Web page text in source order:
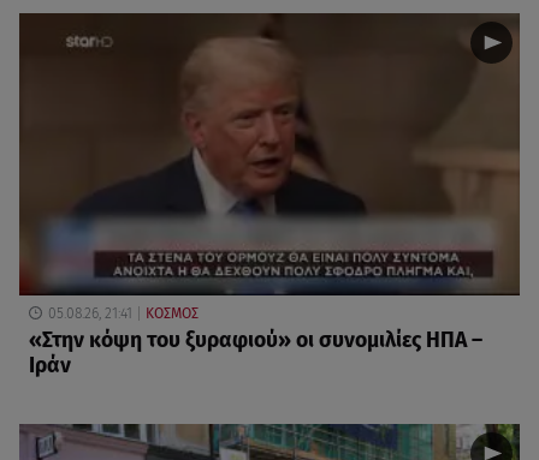
05.08.26, 21:41 ΚΟΣΜΟΣ
«Στην κόψη του ξυραφιού» οι συνομιλίες ΗΠΑ –
Ιράν